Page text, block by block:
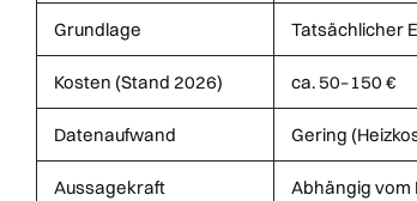
Grundlage Tatsächlicher
Kosten (Stand 2026) ca. 50–150 €
Datenaufwand Gering
Aussagekraft Abhängig vom